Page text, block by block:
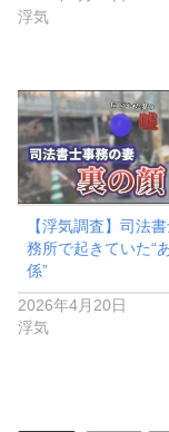
浮気
【浮気調査】司法
務所で起きていた“
係”
2026年4月20日
浮気